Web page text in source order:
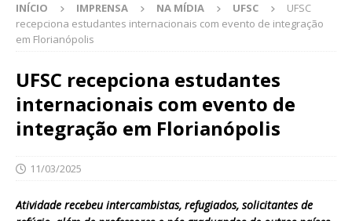
INÍCIO IMPRENSA NA MÍDIA UFSC
UFSC
recepciona estudantes internacionais com evento de integração
em Florianópolis
UFSC recepciona estudantes
internacionais com evento de
integração em Florianópolis
11/03/2025
Atividade recebeu intercambistas, refugiados, solicitantes de